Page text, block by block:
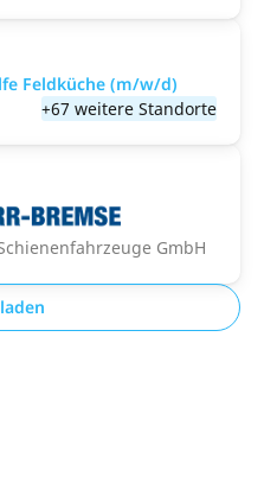
Feldküche (m/w/d)
+67 weitere Standorte
GmbH